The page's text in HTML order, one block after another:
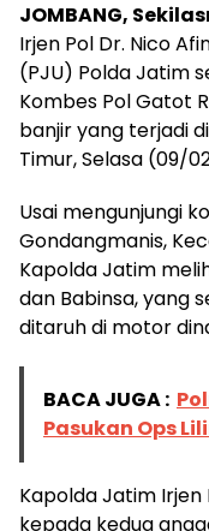
JOMBANG,
Irjen Pol Dr. Nico
(PJU) Polda Jatim
Kombes Pol Gatot
banjir yang terjadi
Timur, Selasa (09/
Usai mengunjungi
Gondangmanis,
Kapolda Jatim
dan Babinsa, yang
ditaruh di motor
BACA JUGA :
Pasukan Ops
Kapolda Jatim
kepada kedua